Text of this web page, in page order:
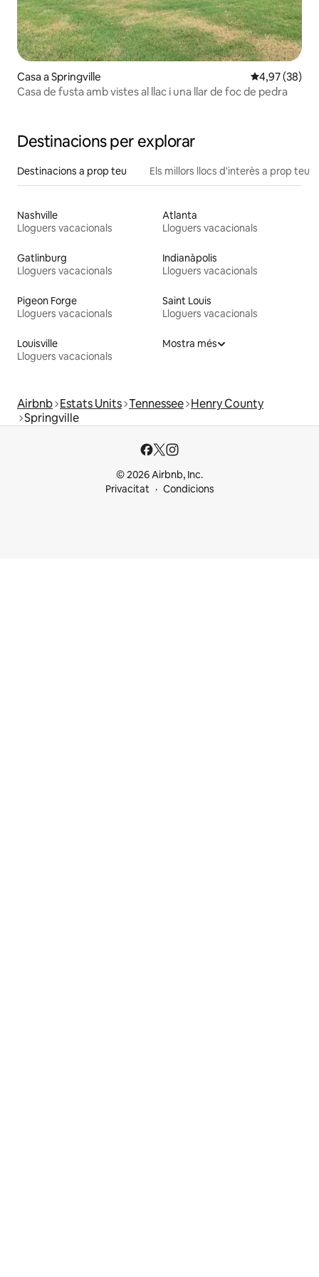
Casa a Springville 4,97 de
4,97 (38)
Casa de fusta amb vistes al llac i una llar de foc de pedra
Destinacions per explorar
Destinacions a prop teu Els millors llocs d'interès a prop teu
Nashville
Lloguers vacacionals
Atlanta
Lloguers vacacionals
Gatlinburg
Lloguers vacacionals
Indianàpolis
Lloguers vacacionals
Pigeon Forge
Lloguers vacacionals
Saint Louis
Lloguers vacacionals
Louisville
Lloguers vacacionals
Mostra més
Airbnb Estats Units Tennessee Henry County
Springville
© 2026 Airbnb, Inc.
Privacitat
Condicions